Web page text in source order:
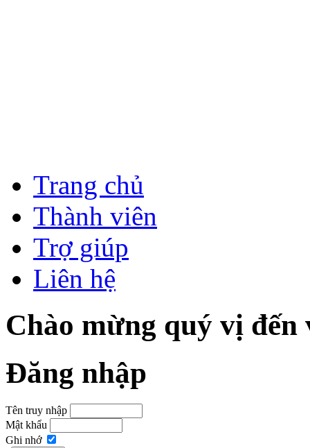
Trang chủ
Thành viên
Trợ giúp
Liên hệ
Chào mừng quý vị đến
Đăng nhập
Tên truy nhập
Mật khẩu
Ghi nhớ